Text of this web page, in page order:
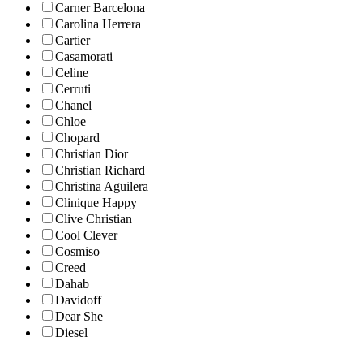
Carner Barcelona
Carolina Herrera
Cartier
Casamorati
Celine
Cerruti
Chanel
Chloe
Chopard
Christian Dior
Christian Richard
Christina Aguilera
Clinique Happy
Clive Christian
Cool Clever
Cosmiso
Creed
Dahab
Davidoff
Dear She
Diesel